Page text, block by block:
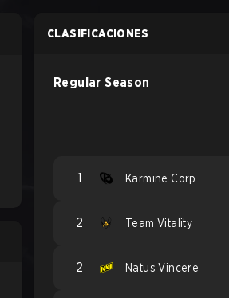
CLASIFICACIONES
Regular Season
1 Karmine Corp
2 Team Vitality
2 Natus Vincere